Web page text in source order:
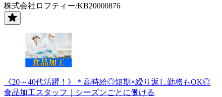
株式会社ロフティー/KB20000876
《20～40代活躍！》＊高時給◎短期×繰り返し勤務もOK◎
食品加工スタッフ｜シーズンごとに働ける